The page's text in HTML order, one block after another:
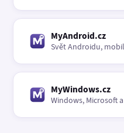
MyAndroid.cz
Svět Androidu,
MyWindows.cz
Windows, Microsoft